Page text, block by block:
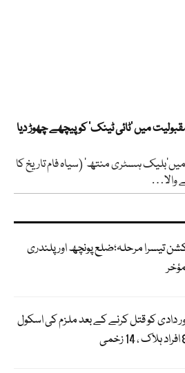
میں ’ٹائی ٹینک‘ کو پیچھے چھوڑ دیا
سے امریکا میں’بلیک ہسٹری منتھ‘ (سیاہ فام تاریخ کا
والا…
تیسرا مرحلہ؛ضلع پونچھ اور پلندری
دادی کو قتل کرنے کے بعد ملزم کی اسکول